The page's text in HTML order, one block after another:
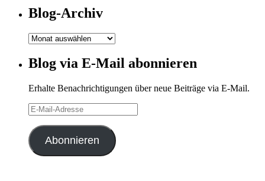
Blog-Archiv
Blog-
Blog via E-Mail abonnieren
Erhalte Benachrichtigungen über neue Beiträge via E-Mail.
E-
Mail-
Adresse
Abonnieren